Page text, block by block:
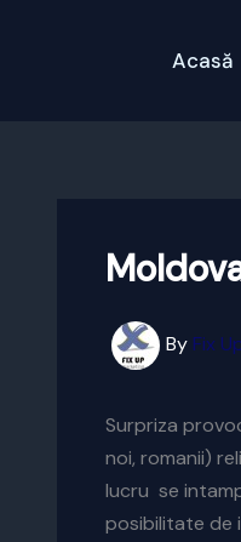
Acasă
By Fix
Surpriza
noi, romanii)
lucru se
posibilitate de